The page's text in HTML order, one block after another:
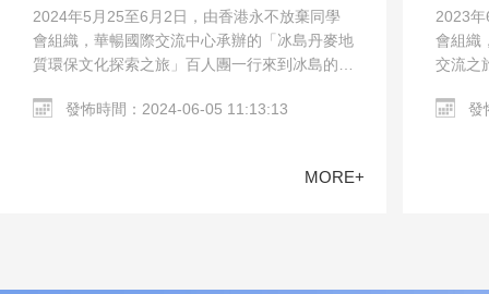
文化探索之旅
2024年5月25至6月2日，由香港永不放棄同學
會組織，華暢國際交流中心承辦的「冰島丹麥地
質環保文化探索之旅」百人團一行來到冰島的雷
哈根市區、Harpa…
發怖時間：2024-06-05 11:13:13
MORE+
2023
會組織
交流之
教堂發